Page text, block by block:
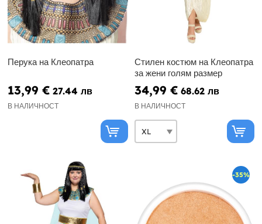
Перука на Клеопатра
13,99 € 27.44 лв
В НАЛИЧНОСТ
Стилен костюм на Клеопатра
за жени голям размер
34,99 € 68.62 лв
В НАЛИЧНОСТ
-35%